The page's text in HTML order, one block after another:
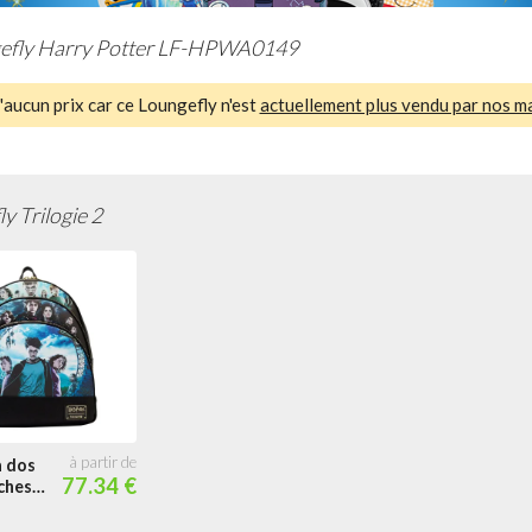
Harry Potter LF-HPWA0149
prix car ce Loungefly n'estactuellement plus vendu par nos
Trilogie 2
dos
77.34 €